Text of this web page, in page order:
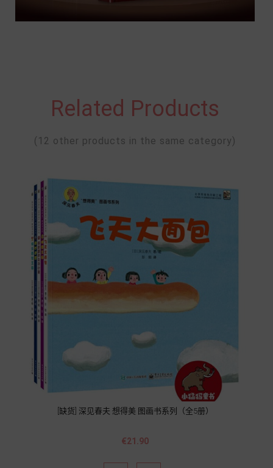
Related Products
(12 other products in the same category)
[缺货] 深见春夫 想得美 图画书系列（全5册）
Price
€21.90